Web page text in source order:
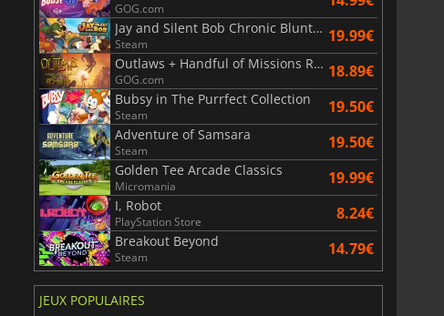
Total War WARHAMMER 3 Lies Of P
GOG.com
Jay and Silent Bob Chronic Blunt Punch
Steam 19.99€
Outlaws + Handful of Missions Remaster
GOG.com 18.89€
Bubsy in The Purrfect Collection
Steam 19.50€
Adventure of Samsara
Steam 19.50€
Golden Tee Arcade Classics
Micromania 19.99€
I, Robot
PlayStation Store 8.24€
Breakout Beyond
Steam 14.79€
JEUX POPULAIRES